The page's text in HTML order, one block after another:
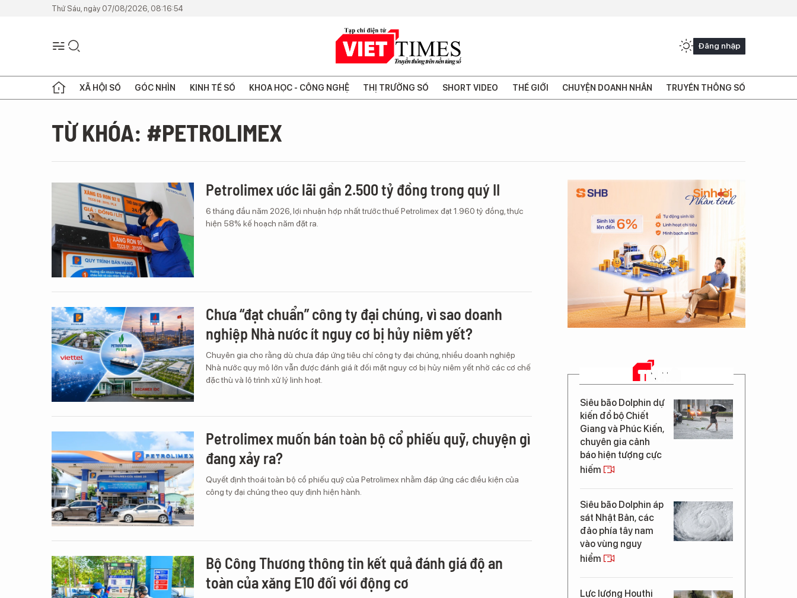
Thứ Sáu, ngày 07/08/2026, 08:16:54
Đăng nhập
XÃ HỘI SỐ GÓC NHÌN KINH TẾ SỐ KHOA HỌC - CÔNG NGHỆ THỊ TRƯỜNG SỐ SHORT VIDEO THẾ GIỚI CHUYỆN DOANH NHÂN TRUYỀN THÔNG SỐ
TỪ KHÓA: #PETROLIMEX
Petrolimex ước lãi gần 2.500 tỷ đồng trong quý II
6 tháng đầu năm 2026, lợi nhuận hợp nhất trước thuế Petrolimex đạt 1.960 tỷ đồng, thực
hiện 58% kế hoạch năm đặt ra.
Chưa “đạt chuẩn” công ty đại chúng, vì sao doanh
nghiệp Nhà nước ít nguy cơ bị hủy niêm yết?
Chuyên gia cho rằng dù chưa đáp ứng tiêu chí công ty đại chúng, nhiều doanh nghiệp
Nhà nước quy mô lớn vẫn được đánh giá ít đối mặt nguy cơ bị hủy niêm yết nhờ các cơ chế
đặc thù và lộ trình xử lý linh hoạt.
Petrolimex muốn bán toàn bộ cổ phiếu quỹ, chuyện gì
đang xảy ra?
Quyết định thoái toàn bộ cổ phiếu quỹ của Petrolimex nhằm đáp ứng các điều kiện của
công ty đại chúng theo quy định hiện hành.
Bộ Công Thương thông tin kết quả đánh giá độ an
toàn của xăng E10 đối với động cơ
TIN MỚI
Siêu bão Dolphin dự
kiến đổ bộ Chiết
Giang và Phúc Kiến,
chuyên gia cảnh
báo hiện tượng cực
hiếm
Siêu bão Dolphin áp
sát Nhật Bản, các
đảo phía tây nam
vào vùng nguy
hiểm
Lực lượng Houthi